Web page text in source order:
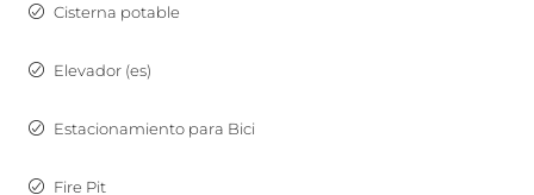
Cisterna potable
Elevador (es)
Estacionamiento para Bici
Fire Pit